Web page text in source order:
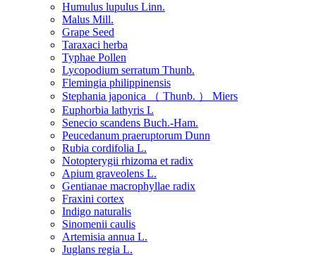
Humulus lupulus Linn.
Malus Mill.
Grape Seed
Taraxaci herba
Typhae Pollen
Lycopodium serratum Thunb.
Flemingia philippinensis
Stephania japonica （ Thunb. ） Miers
Euphorbia lathyris L
Senecio scandens Buch.-Ham.
Peucedanum praeruptorum Dunn
Rubia cordifolia L.
Notopterygii rhizoma et radix
Apium graveolens L.
Gentianae macrophyllae radix
Fraxini cortex
Indigo naturalis
Sinomenii caulis
Artemisia annua L.
Juglans regia L.